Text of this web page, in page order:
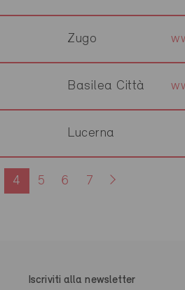
Zugo
Basilea Città
Lucerna
4 5 6 7
Iscriviti alla newsletter